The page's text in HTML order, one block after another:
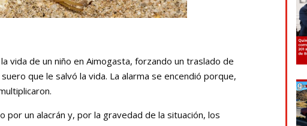
vida de un niño en Aimogasta, forzando un traslado de
que le salvó la vida. La alarma se encendió porque,
por un alacrán y, por la gravedad de la situación, los